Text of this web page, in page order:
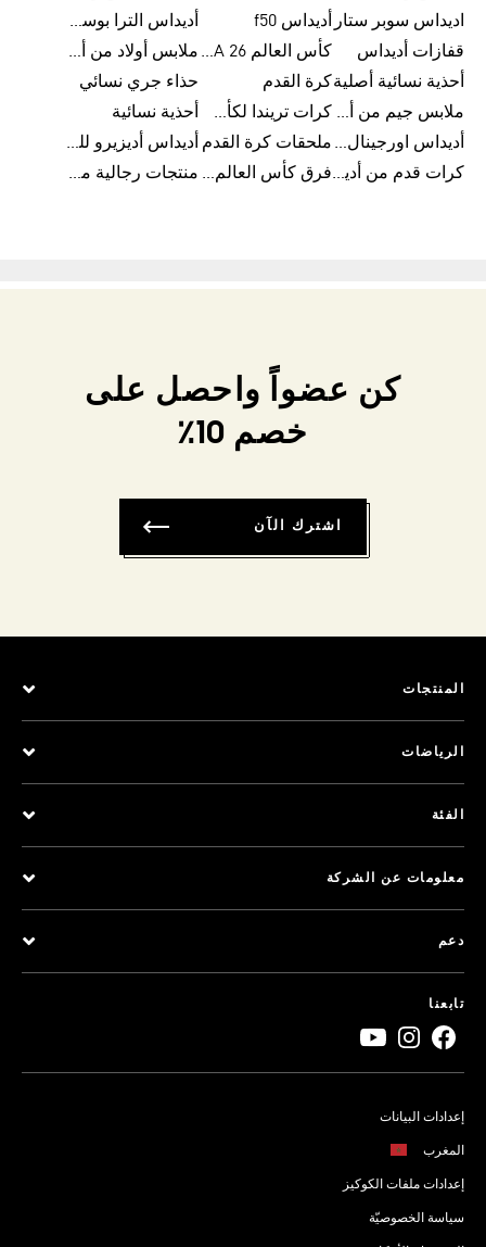
اديداس سوبر ستار
أديداس f50
أديداس الترا بوست
قفازات أديداس
كأس العالم FIFA 26™
ملابس أولاد من أديداس
أحذية نسائية أصلية كرة القدم
حذاء جري نسائي
ملابس جيم من أديداس
كرات تريندا لكأس العالم FIFA 26™
أحذية نسائية
أديداس اورجينال نسائي ملحقات كرة القدم
أديداس أديزيرو للجري
كرات قدم من أديداس
فرق كأس العالم FIFA 26™ منتجات رجالية من أديداس
كن عضواً واحصل على
خصم 10٪
اشترك الآن
المنتجات
الرياضات
الفئة
معلومات عن الشركة
دعم
تابعنا
إعدادات البيانات
المغرب
إعدادات ملفات الكوكيز
سياسة الخصوصيّة